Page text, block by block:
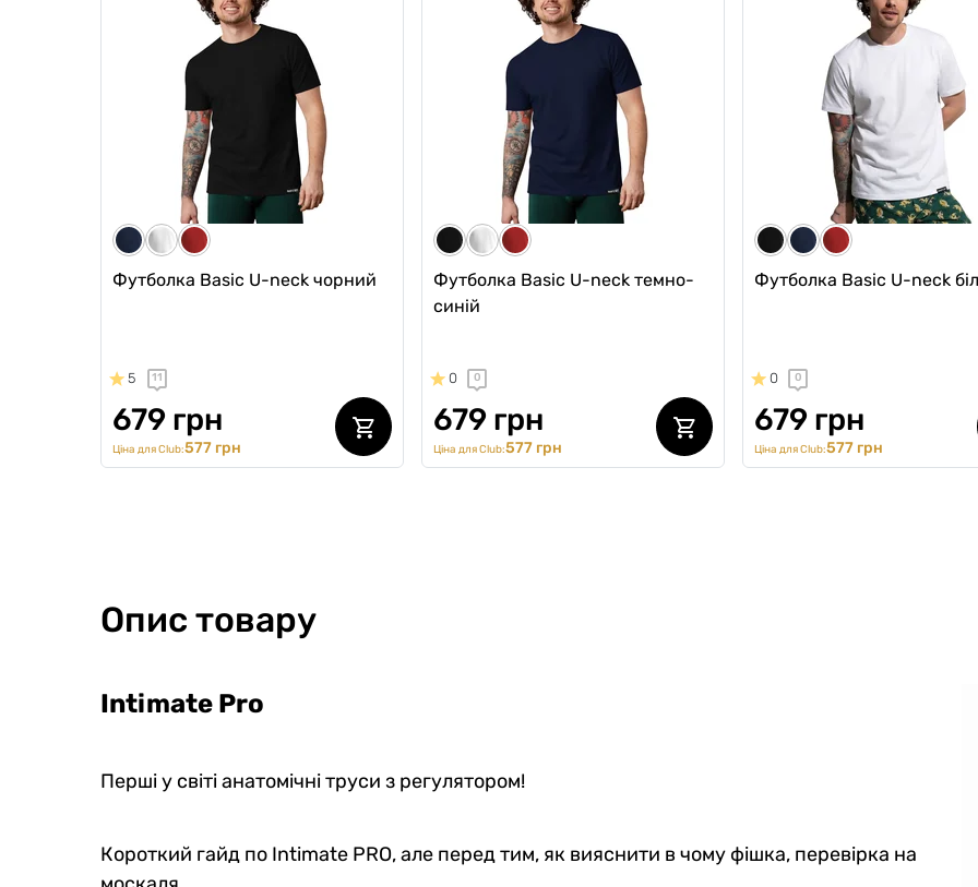
термотруси Anatomic Sport
w/skew fly Cooltech Black Series,
769 грн
Ціна для Club:654 грн
Anatomic Long w/skew fly Light
Plus, Black Series, темно-синій
879 грн
747 грн
Anatomic Shorts Swimming
951 грн
815 грн
Футболка Basic U-neck чорний
5 11
679 грн
Ціна для Club:577 грн
Футболка Basic U-neck темно-
синій
0 0
679 грн
Ціна для Club:577 грн
Футболка Basic U-neck
0 0
679 грн
Ціна для Club:577 грн
Опис товару
Intimate Pro
Перші у світі анатомічні труси з регулятором!
Короткий гайд по Intimate PRO, але перед тим, як вияснити в чому фішка, перевірка на